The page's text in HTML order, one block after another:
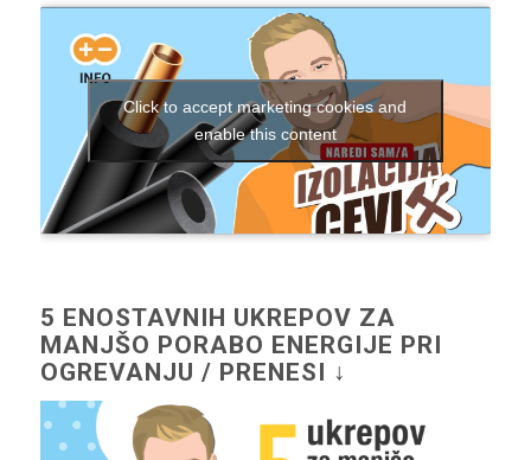
Click to accept marketing cookies and
enable this content
5 ENOSTAVNIH UKREPOV ZA
MANJŠO PORABO ENERGIJE PRI
OGREVANJU / PRENESI ↓